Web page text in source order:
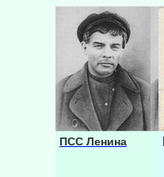
ПСС Ленина